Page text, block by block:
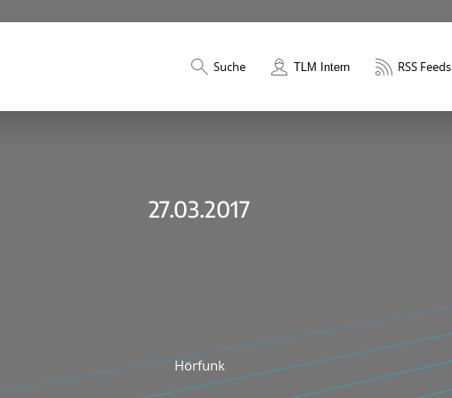
Suche TLM Intern RSS Feeds
27.03.2017
Hörfunk